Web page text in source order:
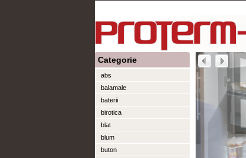
Categorie
abs
balamale
baterii
birotica
blat
blum
buton